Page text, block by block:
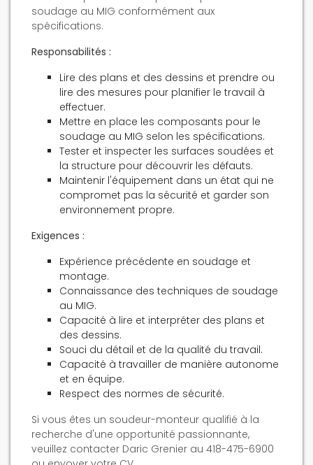
soudage au MIG conformément aux
spécifications.
Responsabilités :
Lire des plans et des dessins et prendre ou
lire des mesures pour planifier le travail à
effectuer.
Mettre en place les composants pour le
soudage au MIG selon les spécifications.
Tester et inspecter les surfaces soudées et
la structure pour découvrir les défauts.
Maintenir l'équipement dans un état qui ne
compromet pas la sécurité et garder son
environnement propre.
Exigences :
Expérience précédente en soudage et
montage.
Connaissance des techniques de soudage
au MIG.
Capacité à lire et interpréter des plans et
des dessins.
Souci du détail et de la qualité du travail.
Capacité à travailler de manière autonome
et en équipe.
Respect des normes de sécurité.
Si vous êtes un soudeur-monteur qualifié à la
recherche d'une opportunité passionnante,
veuillez contacter Daric Grenier au 418-475-6900